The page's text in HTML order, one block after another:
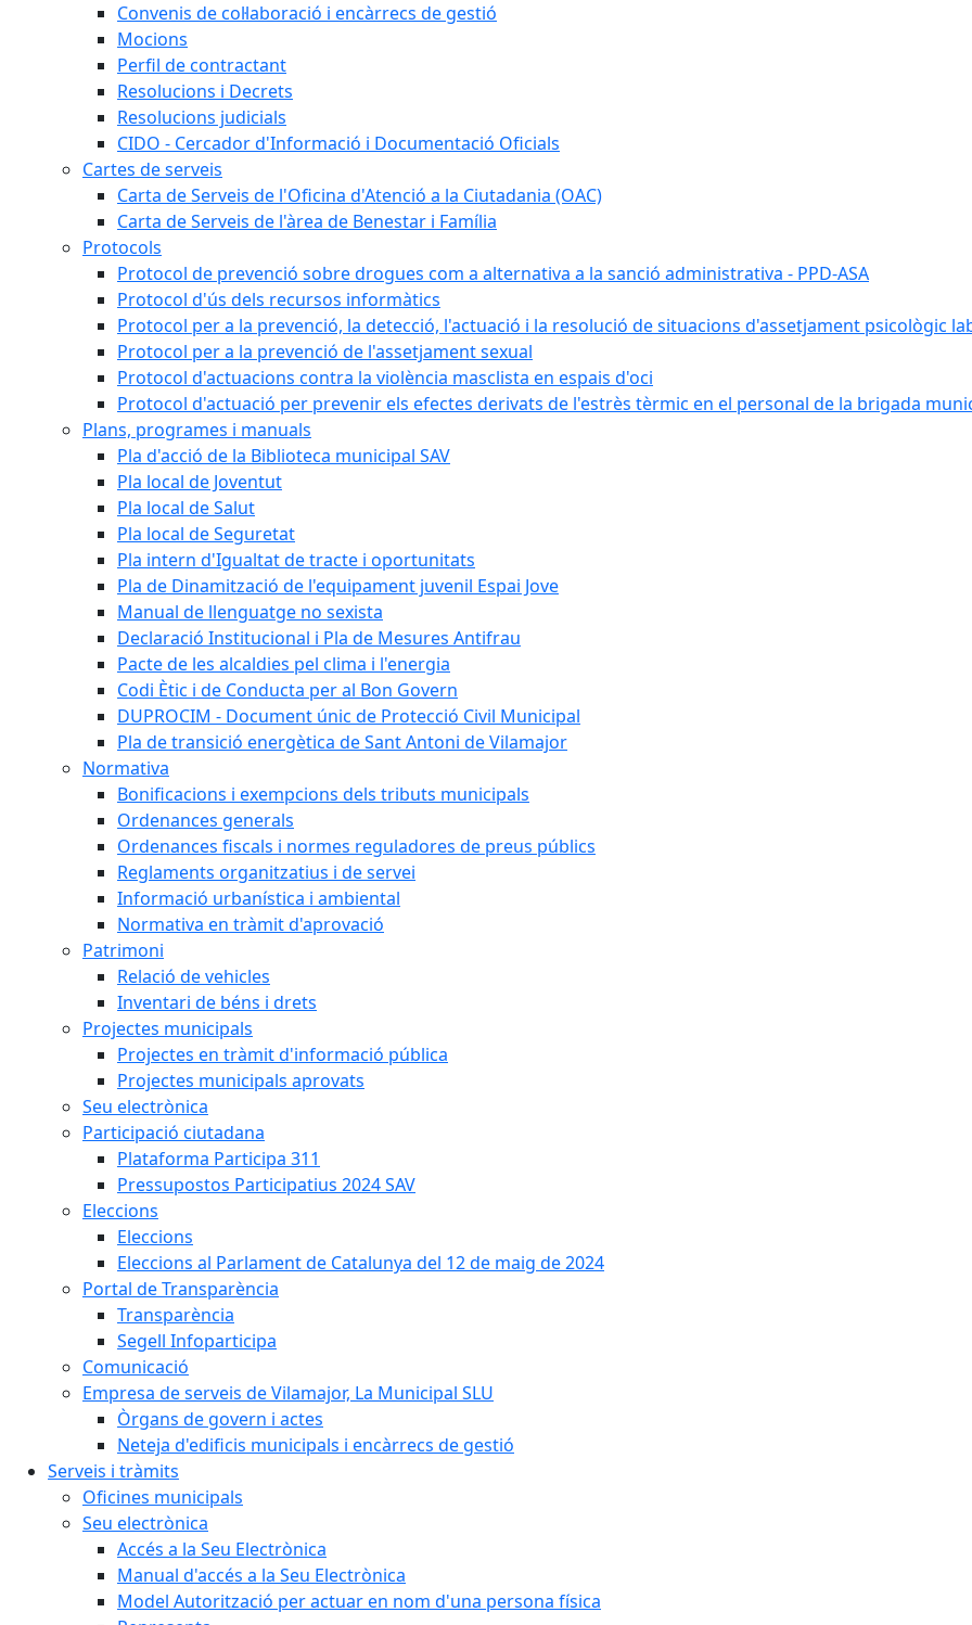
Convenis de col·laboració i encàrrecs de gestió
Mocions
Perfil de contractant
Resolucions i Decrets
Resolucions judicials
CIDO - Cercador d'Informació i Documentació Oficials
Cartes de serveis
Carta de Serveis de l'Oficina d'Atenció a la Ciutadania (OAC)
Carta de Serveis de l'àrea de Benestar i Família
Protocols
Protocol de prevenció sobre drogues com a alternativa a la sanció administrativa - PPD-ASA
Protocol d'ús dels recursos informàtics
Protocol per a la prevenció, la detecció, l'actuació i la resolució de situacions d'assetjament psicològic
Protocol per a la prevenció de l'assetjament sexual
Protocol d'actuacions contra la violència masclista en espais d'oci
Protocol d'actuació per prevenir els efectes derivats de l'estrès tèrmic en el personal de la brigada
Plans, programes i manuals
Pla d'acció de la Biblioteca municipal SAV
Pla local de Joventut
Pla local de Salut
Pla local de Seguretat
Pla intern d'Igualtat de tracte i oportunitats
Pla de Dinamització de l'equipament juvenil Espai Jove
Manual de llenguatge no sexista
Declaració Institucional i Pla de Mesures Antifrau
Pacte de les alcaldies pel clima i l'energia
Codi Ètic i de Conducta per al Bon Govern
DUPROCIM - Document únic de Protecció Civil Municipal
Pla de transició energètica de Sant Antoni de Vilamajor
Normativa
Bonificacions i exempcions dels tributs municipals
Ordenances generals
Ordenances fiscals i normes reguladores de preus públics
Reglaments organitzatius i de servei
Informació urbanística i ambiental
Normativa en tràmit d'aprovació
Patrimoni
Relació de vehicles
Inventari de béns i drets
Projectes municipals
Projectes en tràmit d'informació pública
Projectes municipals aprovats
Seu electrònica
Participació ciutadana
Plataforma Participa 311
Pressupostos Participatius 2024 SAV
Eleccions
Eleccions
Eleccions al Parlament de Catalunya del 12 de maig de 2024
Portal de Transparència
Transparència
Segell Infoparticipa
Comunicació
Empresa de serveis de Vilamajor, La Municipal SLU
Òrgans de govern i actes
Neteja d'edificis municipals i encàrrecs de gestió
Serveis i tràmits
Oficines municipals
Seu electrònica
Accés a la Seu Electrònica
Manual d'accés a la Seu Electrònica
Model Autorització per actuar en nom d'una persona física